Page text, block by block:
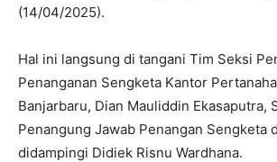
(14/04/2025).
Hal ini langsung di tangani Tim Seksi
Penanganan Sengketa Kantor
Banjarbaru, Dian Mauliddin Ekasaputra,
Penangung Jawab Penangan Sengketa
didampingi Didiek Risnu Wardhana.